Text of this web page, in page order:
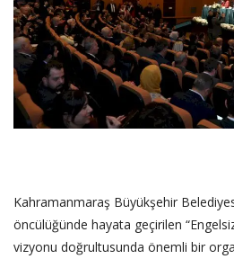
Kahramanmaraş Büyükşehir
öncülüğünde hayata geçirilen
vizyonu doğrultusunda önemli bir